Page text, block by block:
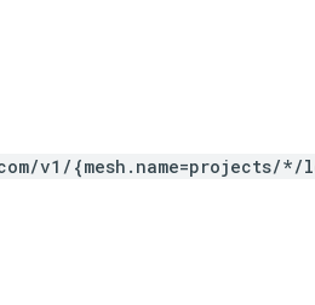
v1/{mesh.name=projects/